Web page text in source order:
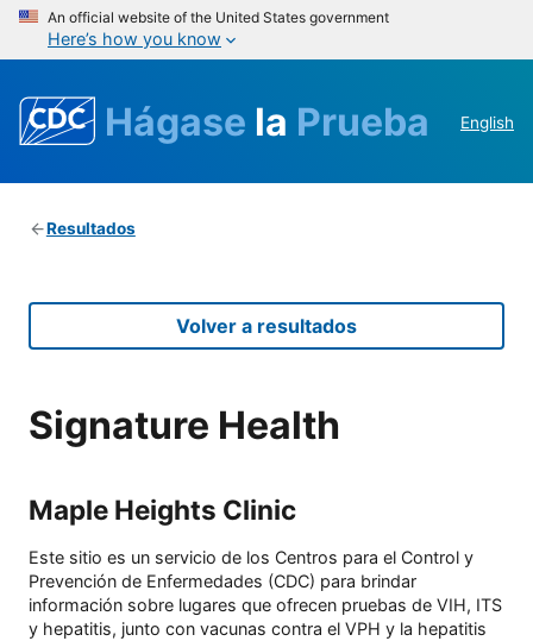
An official website of the United States government
Here’s how you know
Hágase la Prueba English
Resultados
Volver a resultados
Signature Health
Maple Heights Clinic
Este sitio es un servicio de los Centros para el Control y
Prevención de Enfermedades (CDC) para brindar
información sobre lugares que ofrecen pruebas de VIH, ITS
y hepatitis, junto con vacunas contra el VPH y la hepatitis